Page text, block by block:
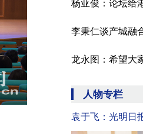
李秉仁谈产城融
龙永图：希望大
人物专栏
袁于飞：光明日